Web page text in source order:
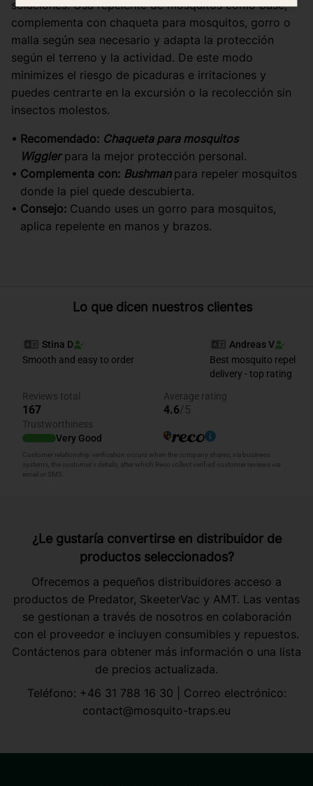
soluciones. Usa repelente de mosquitos como base,
complementa con chaqueta para mosquitos, gorro o
malla según sea necesario y adapta la protección
según el terreno y la actividad. De este modo
minimizes el riesgo de picaduras e irritaciones y
puedes centrarte en la excursión o la recolección sin
insectos molestos.
Recomendado: Chaqueta para mosquitos
Wigglerpara la mejor protección personal.
Complementa con: Bushman para repeler mosquitos
donde la piel quede descubierta.
Consejo: Cuando uses un gorro para mosquitos,
aplica repelente en manos y brazos.
Lo que dicen nuestros clientes
¿Le gustaría convertirse en distribuidor de
productos seleccionados?
Ofrecemos a pequeños distribuidores acceso a
productos de Predator, SkeeterVac y AMT. Las ventas
se gestionan a través de nosotros en colaboración
con el proveedor e incluyen consumibles y repuestos.
Contáctenos para obtener más información o una lista
de precios actualizada.
Teléfono: +46 31 788 16 30 | Correo electrónico:
contact@mosquito-traps.eu